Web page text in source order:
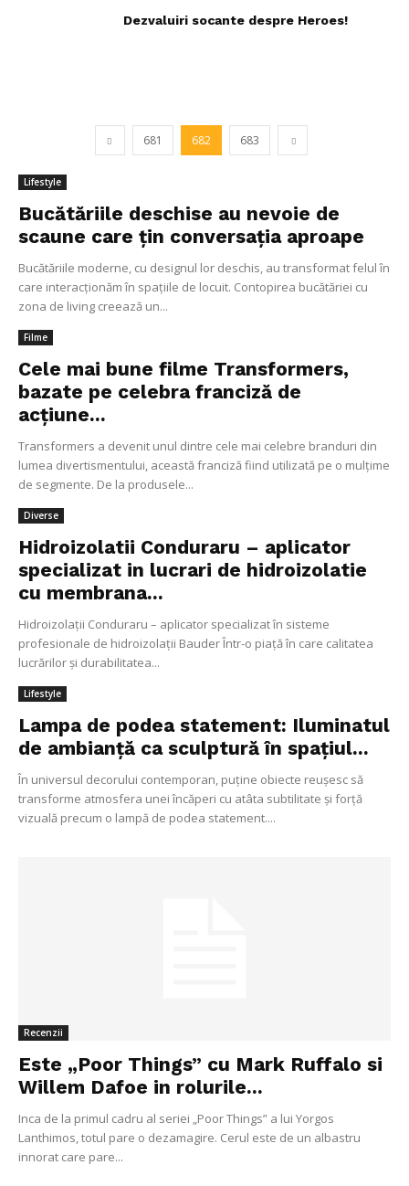
Dezvaluiri socante despre Heroes!
681 682 683
Lifestyle
Bucătăriile deschise au nevoie de
scaune care țin conversația aproape
Bucătăriile moderne, cu designul lor deschis, au transformat felul în
care interacționăm în spațiile de locuit. Contopirea bucătăriei cu
zona de living creează un...
Filme
Cele mai bune filme Transformers,
bazate pe celebra franciză de
acțiune...
Transformers a devenit unul dintre cele mai celebre branduri din
lumea divertismentului, această franciză fiind utilizată pe o mulțime
de segmente. De la produsele...
Diverse
Hidroizolatii Conduraru – aplicator
specializat in lucrari de hidroizolatie
cu membrana...
Hidroizolații Conduraru – aplicator specializat în sisteme
profesionale de hidroizolații Bauder Într-o piață în care calitatea
lucrărilor și durabilitatea...
Lifestyle
Lampa de podea statement: Iluminatul
de ambianță ca sculptură în spațiul...
În universul decorului contemporan, puține obiecte reușesc să
transforme atmosfera unei încăperi cu atâta subtilitate și forță
vizuală precum o lampă de podea statement....
Recenzii
Este „Poor Things” cu Mark Ruffalo si
Willem Dafoe in rolurile...
Inca de la primul cadru al seriei „Poor Things” a lui Yorgos
Lanthimos, totul pare o dezamagire. Cerul este de un albastru
innorat care pare...